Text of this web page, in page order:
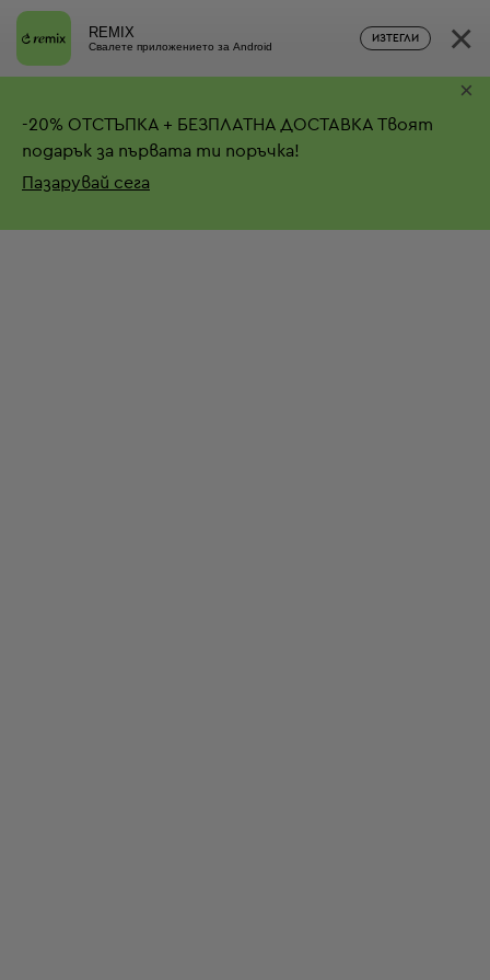
REMIX
Свалете приложението за Android
ИЗТЕГЛИ ×
-20% ОТСТЪПКА + БЕЗПЛАТНА ДОСТАВКА Твоят
подарък за първата ти поръчка!
Пазарувай сега
×